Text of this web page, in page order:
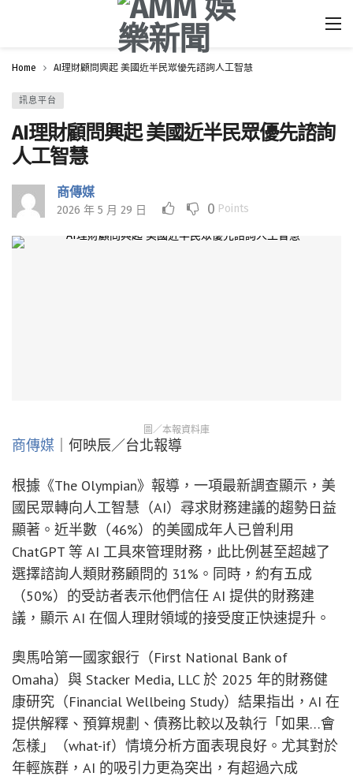
Home AI理財顧問興起 美國近半民眾優先諮詢人工智慧
訊息平台
AI理財顧問興起 美國近半民眾優先諮詢
人工智慧
商傳媒
2026 年 5 月 29 日 0 Points
圖／本報資料庫
商傳媒 ｜何映辰／台北報導
根據《The Olympian》報導，一項最新調查顯示，美
國民眾轉向人工智慧（AI）尋求財務建議的趨勢日益
顯著。近半數（46%）的美國成年人已曾利用
ChatGPT 等 AI 工具來管理財務，此比例甚至超越了
選擇諮詢人類財務顧問的 31%。同時，約有五成
（50%）的受訪者表示他們信任 AI 提供的財務建
議，顯示 AI 在個人理財領域的接受度正快速提升。
奧馬哈第一國家銀行（First National Bank of
Omaha）與 Stacker Media, LLC 於 2025 年的財務健
康研究（Financial Wellbeing Study）結果指出，AI 在
提供解釋、預算規劃、債務比較以及執行「如果…會
怎樣」（what-if）情境分析方面表現良好。尤其對於
年輕族群，AI 的吸引力更為突出，有超過六成